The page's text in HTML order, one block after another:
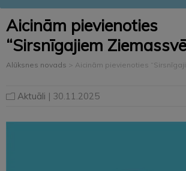
Aicinām pievienoties
“Sirsnīgajiem
Alūksnes novads > Aicinām pievienoties
Aktuāli | 30.11.2025